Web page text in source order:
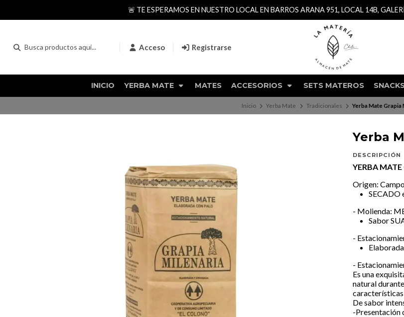
Acceso Registrarse
INICIO YERBA MATE MATES ACCESORIOS SETS MATEROS
🚨 TE ESPERAMOS EN NUESTRO LOCAL EN BARROS ARANA 951, LOCAL 14B,
Inicio Yerba Mate Tradicionales Yerba Mate Grapia
Yerba
DESCRIPCIÓN
YERBA
Origen:
SECADO
- Molienda:
Sabor
-
-
Es una
natural
características
De sabor
-Presentación